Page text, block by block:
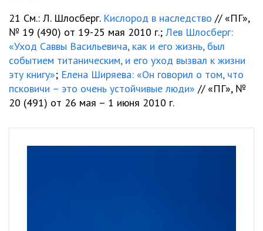
21 См.: Л. Шлосберг. Кислород в наследство // «ПГ»,
№ 19 (490) от 19-25 мая 2010 г.; Лев Шлосберг:
«Уход Саввы Васильевича, как и его жизнь, был
событием титаническим, и его уход вызвал к жизни
эту книгу»; Елена Ширяева: «Он говорил о том, что
псковичи – это очень устойчивые люди» // «ПГ», №
20 (491) от 26 мая – 1 июня 2010 г.